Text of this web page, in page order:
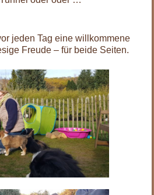
jeden Tag eine willkommene
Freude – für beide Seiten.